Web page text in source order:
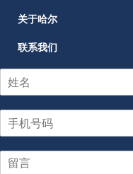
关于哈尔
联系我们